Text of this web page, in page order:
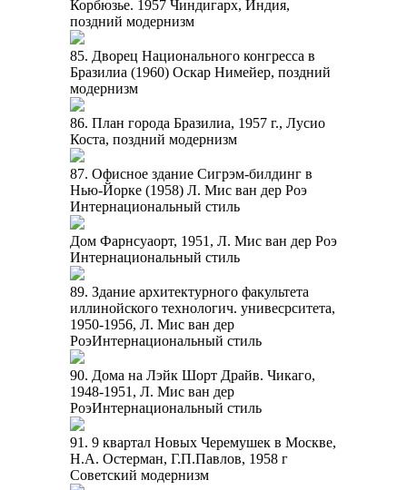
Корбюзье. 1957 Чиндигарх, Индия,
поздний модернизм
85. Дворец Национального конгресса в
Бразилиа (1960) Оскар Нимейер, поздний
модернизм
86. План города Бразилиа, 1957 г., Лусио
Коста, поздний модернизм
87. Офисное здание Сигрэм-билдинг в
Нью-Йорке (1958) Л. Мис ван дер Роэ
Интернациональный стиль
Дом Фарнсуаорт, 1951, Л. Мис ван дер Роэ
Интернациональный стиль
89. Здание архитектурного факультета
иллинойского технологич. унивесрситета,
1950-1956, Л. Мис ван дер
РоэИнтернациональный стиль
90. Дома на Лэйк Шорт Драйв. Чикаго,
1948-1951, Л. Мис ван дер
РоэИнтернациональный стиль
91. 9 квартал Новых Черемушек в Москве,
Н.А. Остерман, Г.П.Павлов, 1958 г
Советский модернизм